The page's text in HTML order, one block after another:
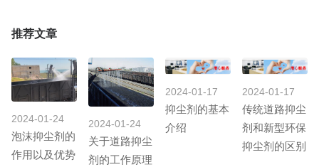
推荐文章
2024-01-24
泡沫抑尘剂的
作用以及优势
2024-01-24
关于道路抑尘
剂的工作原理
2024-01-17
抑尘剂的基本
介绍
2024-01-17
传统道路抑尘
剂和新型环保
抑尘剂的区别